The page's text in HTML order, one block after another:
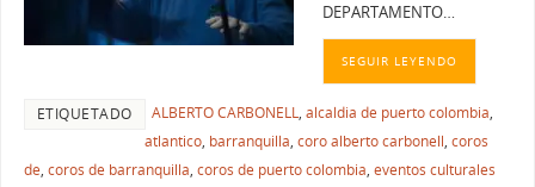
DEPARTAMENTO…
SEGUIR LEYENDO
ETIQUETADO ALBERTO CARBONELL, alcaldia de puerto colombia,
atlantico, barranquilla, coro alberto carbonell, coros
de, coros de barranquilla, coros de puerto colombia, eventos culturales